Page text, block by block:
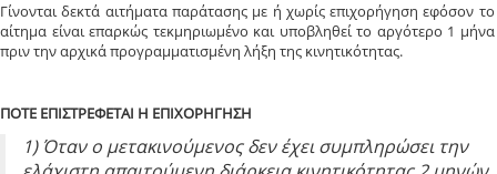
Γίνονται δεκτά αιτήματα παράτασης με ή χωρίς επιχορήγηση εφόσον το
αίτημα είναι επαρκώς τεκμηριωμένο και υποβληθεί το αργότερο 1 μήνα
πριν την αρχικά προγραμματισμένη λήξη της κινητικότητας.
ΠΟΤΕ ΕΠΙΣΤΡΕΦΕΤΑΙ Η ΕΠΙΧΟΡΗΓΗΣΗ
1) Όταν ο μετακινούμενος δεν έχει συμπληρώσει την